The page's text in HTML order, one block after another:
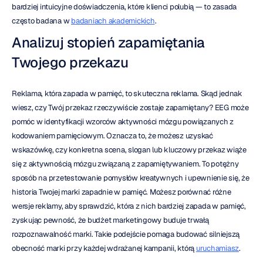
bardziej intuicyjne doświadczenia, które klienci polubią — to zasada
często badana w badaniach akademickich.
Analizuj stopień zapamiętania
Twojego przekazu
Reklama, która zapada w pamięć, to skuteczna reklama. Skąd jednak
wiesz, czy Twój przekaz rzeczywiście zostaje zapamiętany? EEG może
pomóc w identyfikacji wzorców aktywności mózgu powiązanych z
kodowaniem pamięciowym. Oznacza to, że możesz uzyskać
wskazówkę, czy konkretna scena, slogan lub kluczowy przekaz wiąże
się z aktywnością mózgu związaną z zapamiętywaniem. To potężny
sposób na przetestowanie pomysłów kreatywnych i upewnienie się, że
historia Twojej marki zapadnie w pamięć. Możesz porównać różne
wersje reklamy, aby sprawdzić, która z nich bardziej zapada w pamięć,
zyskując pewność, że budżet marketingowy buduje trwałą
rozpoznawalność marki. Takie podejście pomaga budować silniejszą
obecność marki przy każdej wdrażanej kampanii, którą uruchamiasz.